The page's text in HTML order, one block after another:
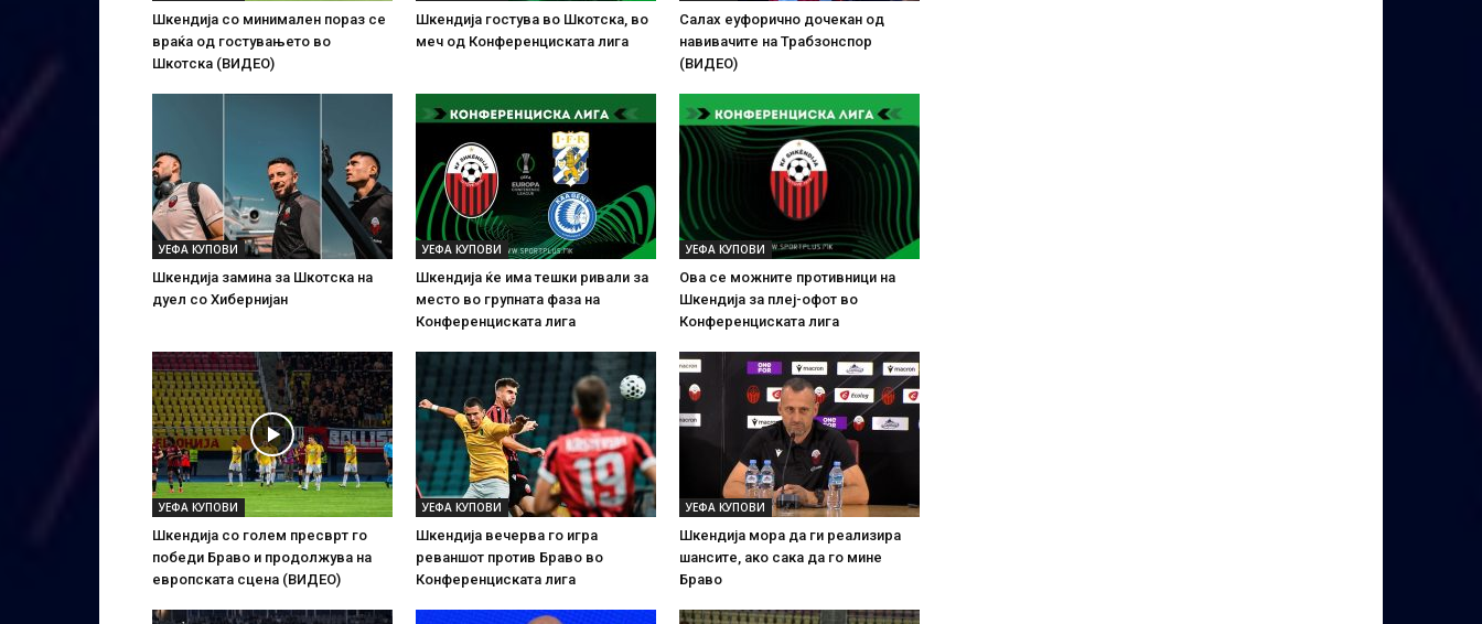
Шкендија со минимален пораз се
враќа од гостувањето во
Шкотска (ВИДЕО)
Шкендија гостува во Шкотска, во
меч од Конференциската лига
Салах еуфорично дочекан од
навивачите на Трабзонспор
(ВИДЕО)
УЕФА КУПОВИ
Шкендија замина за Шкотска на
дуел со Хибернијан
УЕФА КУПОВИ
Шкендија ќе има тешки ривали за
место во групната фаза на
Конференциската лига
УЕФА КУПОВИ
Ова се можните противници на
Шкендија за плеј-офот во
Конференциската лига
УЕФА КУПОВИ
Шкендија со голем пресврт го
победи Браво и продолжува на
европската сцена (ВИДЕО)
УЕФА КУПОВИ
Шкендија вечерва го игра
реваншот против Браво во
Конференциската лига
УЕФА КУПОВИ
Шкендија мора да ги реализира
шансите, ако сака да го мине
Браво